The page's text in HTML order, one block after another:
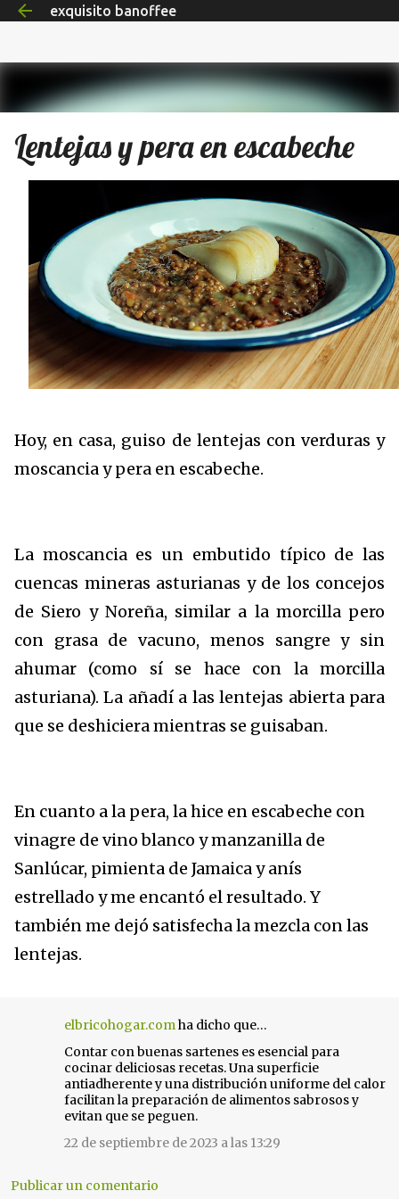
Ir al contenido principal
exquisito banoffee
Lentejas y pera en escabeche
Hoy, en casa, guiso de lentejas con verduras y
moscancia y pera en escabeche.
La moscancia es un embutido típico de las
cuencas mineras asturianas y de los concejos
de Siero y Noreña, similar a la morcilla pero
con grasa de vacuno, menos sangre y sin
ahumar (como sí se hace con la morcilla
asturiana). La añadí a las lentejas abierta para
que se deshiciera mientras se guisaban.
En cuanto a la pera, la hice en escabeche con
vinagre de vino blanco y manzanilla de
Sanlúcar, pimienta de Jamaica y anís
estrellado y me encantó el resultado. Y
también me dejó satisfecha la mezcla con las
lentejas.
r
elbricohogar.comha dicho que…
Contar con buenas sartenes es esencial para
cocinar deliciosas recetas. Una superficie
antiadherente y una distribución uniforme del calor
facilitan la preparación de alimentos sabrosos y
evitan que se peguen.
22 de septiembre de 2023 a las 13:29
Publicar un comentario